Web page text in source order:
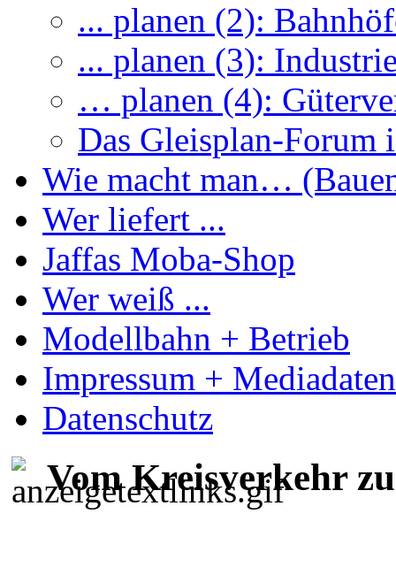
... planen (2):
... planen (3):
… planen (4):
Das Gleisplan-Forum
Wie macht man…
Wer liefert ...
Jaffas Moba-Shop
Wer weiß ...
Modellbahn + Betrieb
Impressum + Mediadaten
Datenschutz
Vom Kreisverkehr